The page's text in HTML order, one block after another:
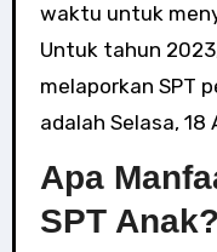
waktu untuk
Untuk tahun
melaporkan SPT
adalah Selasa, 18
Apa
SPT Anak?